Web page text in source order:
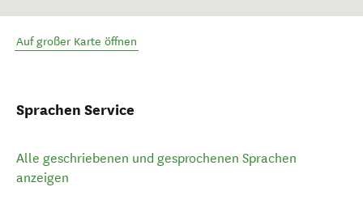
Auf großer Karte öffnen
Sprachen Service
Alle geschriebenen und gesprochenen Sprachen
anzeigen